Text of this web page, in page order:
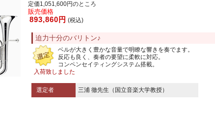
定価1,051,600円のところ
販売価格
893,860円 (税込)
迫力十分のバリトン♪
ベルが大きく豊かな音量で明瞭な響きを奏でます。
反応も良く、奏者の要望に柔軟に対応。
コンペンセイティングシステム搭載。
入荷致しました
選定者 三浦 徹先生（国立音楽大学教授）